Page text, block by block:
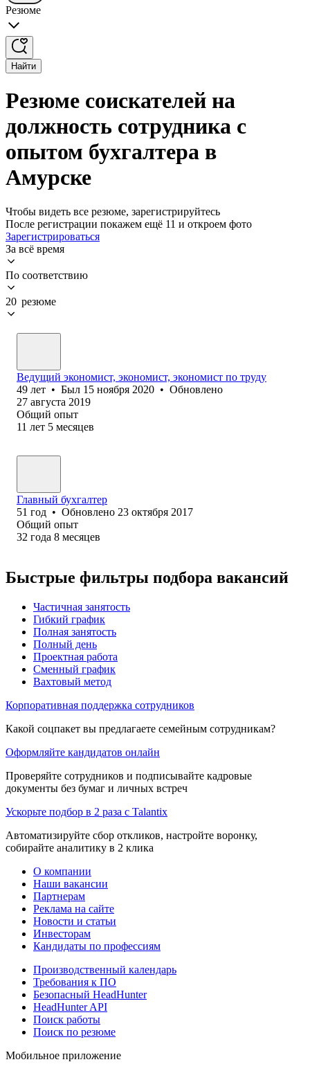
Резюме
Найти
Резюме соискателей на
должность сотрудника с
опытом бухгалтера в
Амурске
Чтобы видеть все резюме, зарегистрируйтесь
После регистрации покажем ещё 11 и откроем фото
Зарегистрироваться
За всё время
По соответствию
20 резюме
Ведущий экономист, экономист, экономист по труду
49 лет • Был 15 ноября 2020 • Обновлено
27 августа 2019
Общий опыт
11 лет 5 месяцев
Главный бухгалтер
51 год • Обновлено 23 октября 2017
Общий опыт
32 года 8 месяцев
Быстрые фильтры подбора вакансий
Частичная занятость
Гибкий график
Полная занятость
Полный день
Проектная работа
Сменный график
Вахтовый метод
Корпоративная поддержка сотрудников
Какой соцпакет вы предлагаете семейным сотрудникам?
Оформляйте кандидатов онлайн
Проверяйте сотрудников и подписывайте кадровые
документы без бумаг и личных встреч
Ускорьте подбор в 2 раза с Talantix
Автоматизируйте сбор откликов, настройте воронку,
собирайте аналитику в 2 клика
О компании
Наши вакансии
Партнерам
Реклама на сайте
Новости и статьи
Инвесторам
Кандидаты по профессиям
Производственный календарь
Требования к ПО
Безопасный HeadHunter
HeadHunter API
Поиск работы
Поиск по резюме
Мобильное приложение